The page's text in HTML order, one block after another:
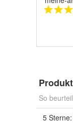
So
5 Sterne: